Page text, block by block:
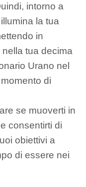
intorno a
la tua
in
tua decima
Urano nel
di
se muoverti in
consentirti di
obiettivi a
di essere nei